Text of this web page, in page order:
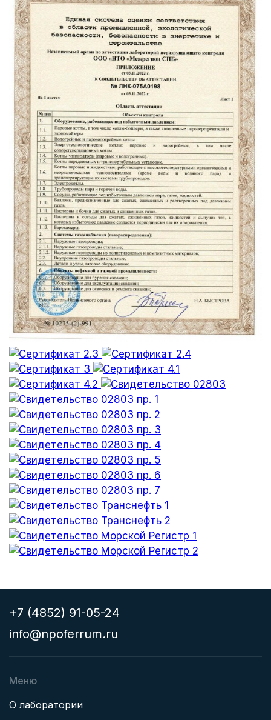
+7 (4852) 91-05-24
info@npoferrum.ru
Меню
О лаборатории